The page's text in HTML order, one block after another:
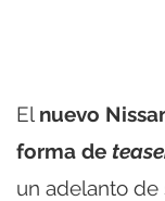
El nuevo
forma de
un adelanto de